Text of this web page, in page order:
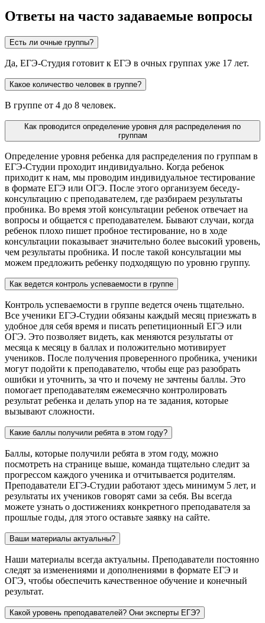
Ответы на часто задаваемые вопросы
Есть ли очные группы?
Да, ЕГЭ-Студия готовит к ЕГЭ в очных группах уже 17 лет.
Какое количество человек в группе?
В группе от 4 до 8 человек.
Как проводится определение уровня для распределения по
группам
Определение уровня ребенка для распределения по группам в
ЕГЭ-Студии проходит индивидуально. Когда ребенок
приходит к нам, мы проводим индивидуальное тестирование
в формате ЕГЭ или ОГЭ. После этого организуем беседу-
консультацию с преподавателем, где разбираем результаты
пробника. Во время этой консультации ребенок отвечает на
вопросы и общается с преподавателем. Бывают случаи, когда
ребенок плохо пишет пробное тестирование, но в ходе
консультации показывает значительно более высокий уровень,
чем результаты пробника. И после такой консультации мы
можем предложить ребенку подходящую по уровню группу.
Как ведется контроль успеваемости в группе
Контроль успеваемости в группе ведется очень тщательно.
Все ученики ЕГЭ-Студии обязаны каждый месяц приезжать в
удобное для себя время и писать репетиционный ЕГЭ или
ОГЭ. Это позволяет видеть, как меняются результаты от
месяца к месяцу в баллах и положительно мотивирует
учеников. После получения проверенного пробника, ученики
могут подойти к преподавателю, чтобы еще раз разобрать
ошибки и уточнить, за что и почему не зачтены баллы. Это
помогает преподавателям ежемесячно контролировать
результат ребенка и делать упор на те задания, которые
вызывают сложности.
Какие баллы получили ребята в этом году?
Баллы, которые получили ребята в этом году, можно
посмотреть на странице выше, команда тщательно следит за
прогрессом каждого ученика и отчитывается родителям.
Преподаватели ЕГЭ-Студии работают здесь минимум 5 лет, и
результаты их учеников говорят сами за себя. Вы всегда
можете узнать о достижениях конкретного преподавателя за
прошлые годы, для этого оставьте заявку на сайте.
Ваши материалы актуальны?
Наши материалы всегда актуальны. Преподаватели постоянно
следят за изменениями и дополнениями в формате ЕГЭ и
ОГЭ, чтобы обеспечить качественное обучение и конечный
результат.
Какой уровень преподавателей? Они эксперты ЕГЭ?